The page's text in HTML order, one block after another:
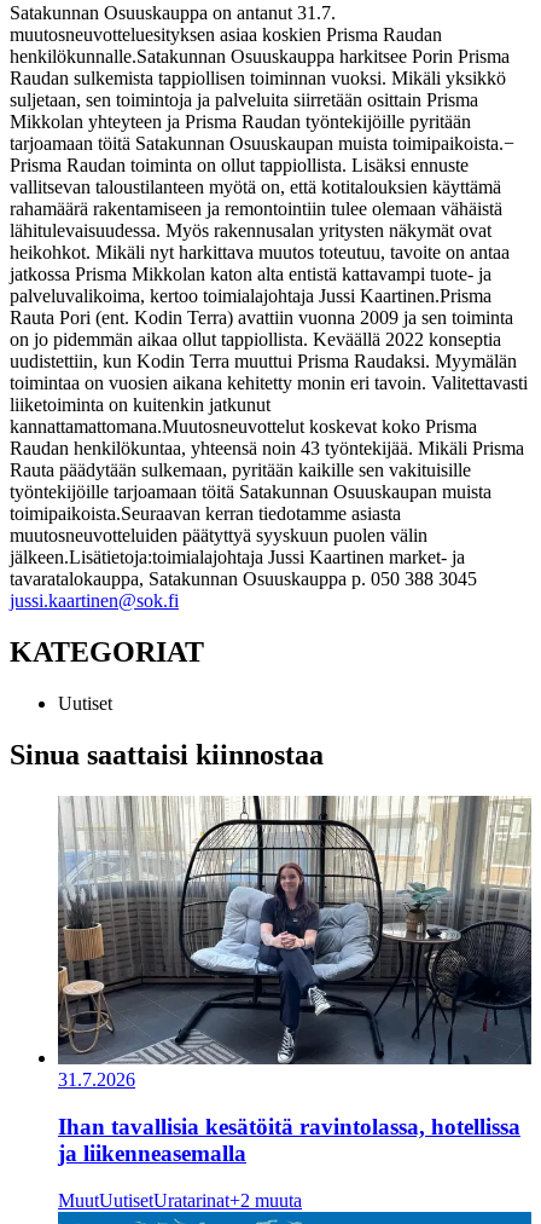
Satakunnan Osuuskauppa on antanut 31.7.
muutosneuvotteluesityksen asiaa koskien Prisma Raudan
henkilökunnalle.Satakunnan Osuuskauppa harkitsee Porin Prisma
Raudan sulkemista tappiollisen toiminnan vuoksi. Mikäli yksikkö
suljetaan, sen toimintoja ja palveluita siirretään osittain Prisma
Mikkolan yhteyteen ja Prisma Raudan työntekijöille pyritään
tarjoamaan töitä Satakunnan Osuuskaupan muista toimipaikoista.−
Prisma Raudan toiminta on ollut tappiollista. Lisäksi ennuste
vallitsevan taloustilanteen myötä on, että kotitalouksien käyttämä
rahamäärä rakentamiseen ja remontointiin tulee olemaan vähäistä
lähitulevaisuudessa. Myös rakennusalan yritysten näkymät ovat
heikohkot. Mikäli nyt harkittava muutos toteutuu, tavoite on antaa
jatkossa Prisma Mikkolan katon alta entistä kattavampi tuote- ja
palveluvalikoima, kertoo toimialajohtaja Jussi Kaartinen.Prisma
Rauta Pori (ent. Kodin Terra) avattiin vuonna 2009 ja sen toiminta
on jo pidemmän aikaa ollut tappiollista. Keväällä 2022 konseptia
uudistettiin, kun Kodin Terra muuttui Prisma Raudaksi. Myymälän
toimintaa on vuosien aikana kehitetty monin eri tavoin. Valitettavasti
liiketoiminta on kuitenkin jatkunut
kannattamattomana.Muutosneuvottelut koskevat koko Prisma
Raudan henkilökuntaa, yhteensä noin 43 työntekijää. Mikäli Prisma
Rauta päädytään sulkemaan, pyritään kaikille sen vakituisille
työntekijöille tarjoamaan töitä Satakunnan Osuuskaupan muista
toimipaikoista.Seuraavan kerran tiedotamme asiasta
muutosneuvotteluiden päätyttyä syyskuun puolen välin
jälkeen.Lisätietoja:toimialajohtaja Jussi Kaartinen market- ja
tavaratalokauppa, Satakunnan Osuuskauppa p. 050 388 3045
jussi.kaartinen@sok.fi
KATEGORIAT
Uutiset
Sinua saattaisi kiinnostaa
31.7.2026
Ihan tavallisia kesätöitä ravintolassa, hotellissa
ja liikenneasemalla
MuutUutisetUratarinat+2 muuta